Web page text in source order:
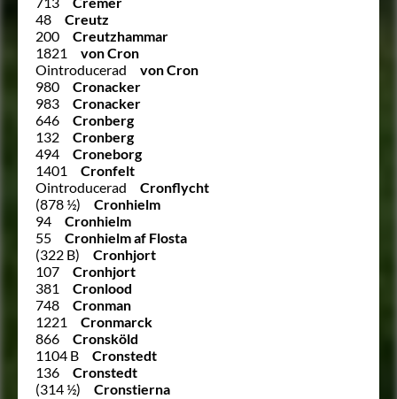
48
Creutz
200
Creutzhammar
1821
von Cron
Ointroducerad
von Cron
980
Cronacker
983
Cronacker
646
Cronberg
132
Cronberg
494
Croneborg
1401
Cronfelt
Ointroducerad
Cronflycht
(878 ½)
Cronhielm
94
Cronhielm
55
Cronhielm af Flosta
(322 B)
Cronhjort
107
Cronhjort
381
Cronlood
748
Cronman
1221
Cronmarck
866
Cronsköld
1104 B
Cronstedt
136
Cronstedt
(314 ½)
Cronstierna